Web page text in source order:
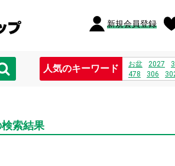
新規会員登録
人気のキーワード お盆 2027
478
306
索結果